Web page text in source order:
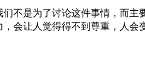
是为了讨论这件事情，而主
会让人觉得得不到尊重，人会